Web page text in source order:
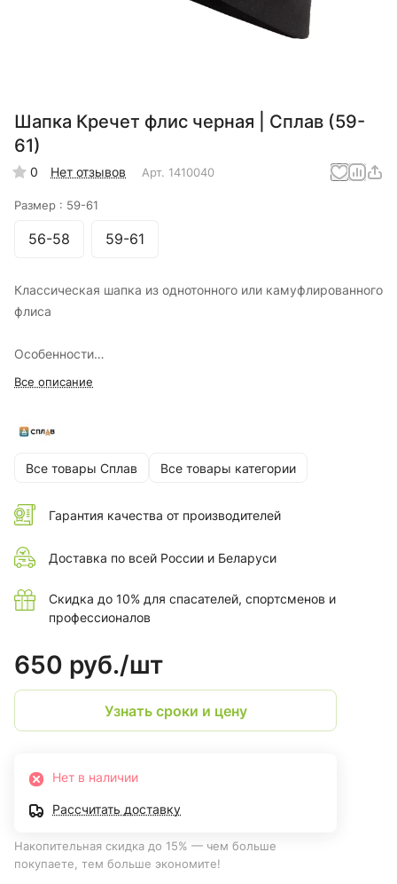
Шапка Кречет флис черная | Сплав (59-
61)
0 Нет отзывов Арт. 1410040
Размер : 59-61
56-58 59-61
Классическая шапка из однотонного или камуфлированного
флиса
Особенности
Нижняя часть шапки выполнена с подгибкой, так что уши
Мягкий и легкий флис, по толщине является аналогом
Polartec® Classic 200
Материалы и состав
100% полиэстер, 280 г/м2
Все описание
Все товары Сплав Все товары категории
Гарантия качества от производителей
Доставка по всей России и Беларуси
Скидка до 10% для спасателей, спортсменов и
профессионалов
650 руб./шт
Узнать сроки и цену
Нет в наличии
Рассчитать доставку
Накопительная скидка до 15% — чем больше
покупаете, тем больше экономите!